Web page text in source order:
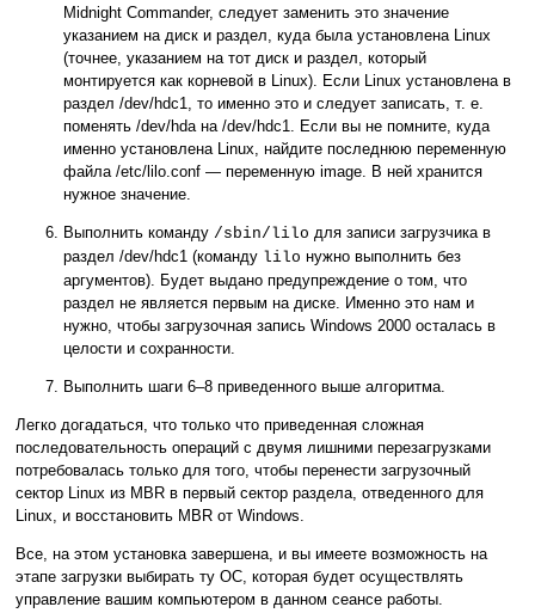
Midnight Commander, следует заменить это значение
указанием на диск и раздел, куда была установлена Linux
(точнее, указанием на тот диск и раздел, который
монтируется как корневой в Linux). Если Linux установлена в
раздел /dev/hdc1, то именно это и следует записать, т. е.
поменять /dev/hda на /dev/hdc1. Если вы не помните, куда
именно установлена Linux, найдите последнюю переменную
файла /etc/lilo.conf — переменную image. В ней хранится
нужное значение.
Выполнить команду /sbin/lilo для записи загрузчика в
раздел /dev/hdc1 (команду lilo нужно выполнить без
аргументов). Будет выдано предупреждение о том, что
раздел не является первым на диске. Именно это нам и
нужно, чтобы загрузочная запись Windows 2000 осталась в
целости и сохранности.
Выполнить шаги 6–8 приведенного выше алгоритма.
Легко догадаться, что только что приведенная сложная
последовательность операций с двумя лишними перезагрузками
потребовалась только для того, чтобы перенести загрузочный
сектор Linux из MBR в первый сектор раздела, отведенного для
Linux, и восстановить MBR от Windows.
Все, на этом установка завершена, и вы имеете возможность на
этапе загрузки выбирать ту ОС, которая будет осуществлять
управление вашим компьютером в данном сеансе работы.